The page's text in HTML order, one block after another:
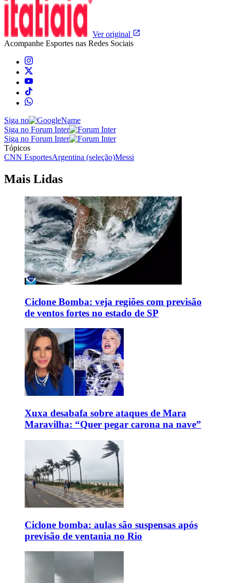
Ver original
Acompanhe Esportes nas Redes Sociais
Siga no
Siga no Forum Inter
Siga no Forum Inter
Tópicos
CNN EsportesArgentina (seleção)Messi
Mais Lidas
Ciclone Bomba: veja regiões com previsão
de ventos fortes no estado de SP
Xuxa desabafa sobre ataques de Mara
Maravilha: “Quer pegar carona na nave”
Ciclone bomba: aulas são suspensas após
previsão de ventania no Rio